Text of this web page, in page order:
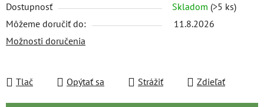
Dostupnosť Skladom (>5 ks)
Môžeme doručiť do:
11.8.2026
Možnosti doručenia
Tlač Opýtať sa Strážiť Zdieľať